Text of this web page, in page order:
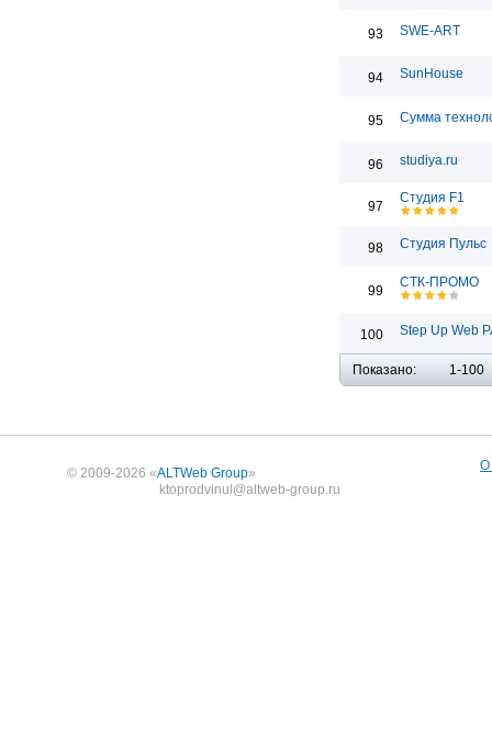
93 SWE-ART
94 SunHouse
95 Сумма
96 studiya.ru
97
Студия F1
98 Студия Пульс
99
СТК-ПРОМО
100 Step Up Web
Показано: 1-100
© 2009-2026 «ALTWeb Group»
ktoprodvinul@altweb-group.ru
О